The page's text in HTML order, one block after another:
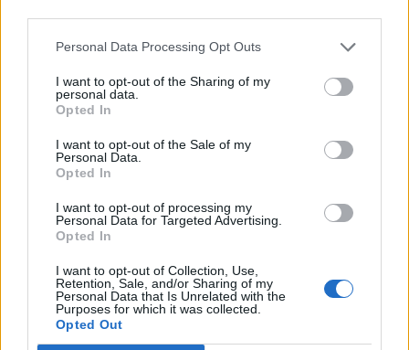
Personal Data Processing Opt Outs
I want to opt-out of the Sharing of my
personal data.
Opted In
I want to opt-out of the Sale of my
Personal Data.
Opted In
I want to opt-out of processing my
Personal Data for Targeted Advertising.
Opted In
I want to opt-out of Collection, Use,
Retention, Sale, and/or Sharing of my
Personal Data that Is Unrelated with the
Purposes for which it was collected.
Opted Out
Castronno
Tutti gli eventi
Redazione
info@legnanonews.com